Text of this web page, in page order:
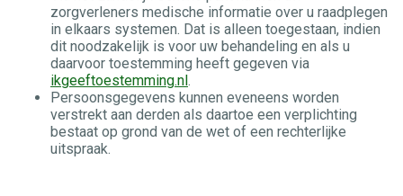
zorgverleners medische informatie over u raadplegen
in elkaars systemen. Dat is alleen toegestaan, indien
dit noodzakelijk is voor uw behandeling en als u
daarvoor toestemming heeft gegeven via
ikgeeftoestemming.nl.
Persoonsgegevens kunnen eveneens worden
verstrekt aan derden als daartoe een verplichting
bestaat op grond van de wet of een rechterlijke
uitspraak.